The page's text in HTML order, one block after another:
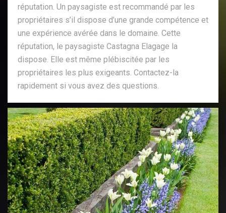
réputation. Un paysagiste est recommandé par les
propriétaires s’il dispose d’une grande compétence et
une expérience avérée dans le domaine. Cette
réputation, le paysagiste Castagna Elagage la
dispose. Elle est même plébiscitée par les
propriétaires les plus exigeants. Contactez-la
rapidement si vous avez des questions.